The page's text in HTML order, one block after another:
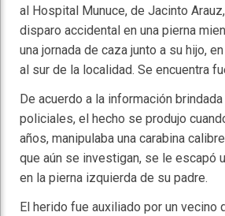
al Hospital Munuce, de Jacinto
disparo accidental en una pierna
una jornada de caza junto a su hijo,
al sur de la localidad. Se encuentra
De acuerdo a la información
policiales, el hecho se produjo
años, manipulaba una carabina
que aún se investigan, se le escapó
en la pierna izquierda de su padre.
El herido fue auxiliado por un vecino